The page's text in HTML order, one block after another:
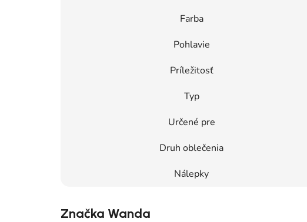
Farba
Pohlavie
Príležitosť
Typ
Určené pre
Druh oblečenia
Nálepky
Značka Wanda